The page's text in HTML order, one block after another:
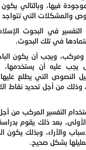
فيها، وبالتالي
والمشكلات التي
التفسير في البحوث
في تلك البحوث.
ومركب، ويجب أن يكون
يجب عليه أن يستخدمها،
النصوص التي يطلع
من أجل تحديد نقاط
التفسير المركب من
بعد ذلك يقوم
والآراء، وبذلك يكون
بشكل صحيح.